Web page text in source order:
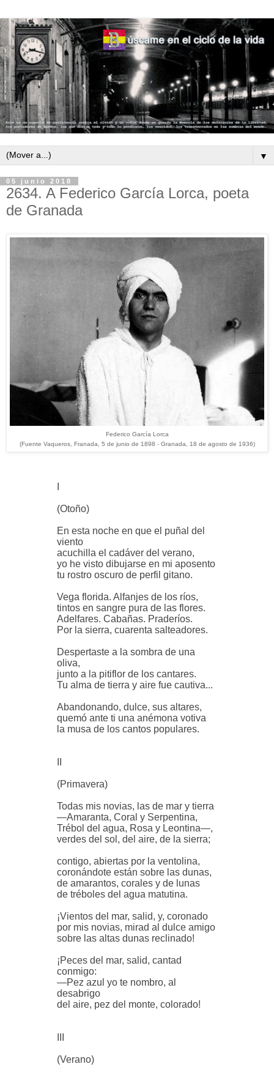
▼
05 junio 2018
2634. A Federico García Lorca, poeta
de Granada
Federico García Lorca
(Fuente Vaqueros, Franada, 5 de junio de 1898 - Granada, 18 de agosto de 1936)
(Otoño)
En esta noche en que el puñal del
viento
acuchilla el cadáver del verano,
yo he visto dibujarse en mi aposento
tu rostro oscuro de perfil gitano.
Vega florida. Alfanjes de los ríos,
tintos en sangre pura de las flores.
Adelfares. Cabañas. Praderíos.
Por la sierra, cuarenta salteadores.
Despertaste a la sombra de una
oliva,
junto a la pitiflor de los cantares.
Tu alma de tierra y aire fue cautiva...
Abandonando, dulce, sus altares,
quemó ante ti una anémona votiva
la musa de los cantos populares.
(Primavera)
Todas mis novias, las de mar y tierra
—Amaranta, Coral y Serpentina,
Trébol del agua, Rosa y Leontina—,
verdes del sol, del aire, de la sierra;
contigo, abiertas por la ventolina,
coronándote están sobre las dunas,
de amarantos, corales y de lunas
de tréboles del agua matutina.
¡Vientos del mar, salid, y, coronado
por mis novias, mirad al dulce amigo
sobre las altas dunas reclinado!
¡Peces del mar, salid, cantad
conmigo:
—Pez azul yo te nombro, al
desabrigo
del aire, pez del monte, colorado!
(Verano)